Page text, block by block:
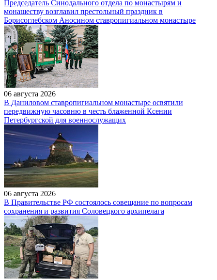
Председатель Синодального отдела по монастырям и
монашеству возглавил престольный праздник в
Борисоглебском Аносином ставропигиальном монастыре
06 августа 2026
В Даниловом ставропигиальном монастыре освятили
передвижную часовню в честь блаженной Ксении
Петербургской для военнослужащих
06 августа 2026
В Правительстве РФ состоялось совещание по вопросам
сохранения и развития Соловецкого архипелага